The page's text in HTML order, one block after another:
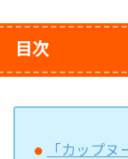
目次
「カップ